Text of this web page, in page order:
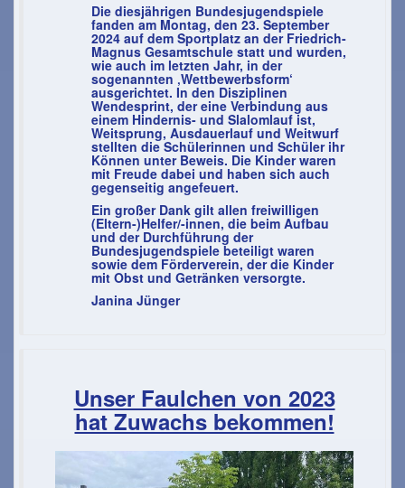
Die diesjährigen Bundesjugendspiele
fanden am Montag, den 23. September
2024 auf dem Sportplatz an der Friedrich-
Magnus Gesamtschule statt und wurden,
wie auch im letzten Jahr, in der
sogenannten ‚Wettbewerbsform‘
ausgerichtet. In den Disziplinen
Wendesprint, der eine Verbindung aus
einem Hindernis- und Slalomlauf ist,
Weitsprung, Ausdauerlauf und Weitwurf
stellten die Schülerinnen und Schüler ihr
Können unter Beweis. Die Kinder waren
mit Freude dabei und haben sich auch
gegenseitig angefeuert.
Ein großer Dank gilt allen freiwilligen
(Eltern-)Helfer/-innen, die beim Aufbau
und der Durchführung der
Bundesjugendspiele beteiligt waren
sowie dem Förderverein, der die Kinder
mit Obst und Getränken versorgte.
Janina Jünger
Unser Faulchen von 2023
hat Zuwachs bekommen!